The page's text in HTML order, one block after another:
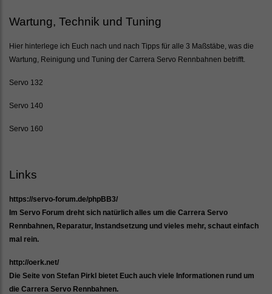
Wartung, Technik und Tuning
Hier hinterlege ich Euch nach und nach Tipps für alle 3 Maßstäbe, was die
Wartung, Reinigung und Tuning der Carrera Servo Rennbahnen betrifft.
Servo 132
Servo 140
Servo 160
Links
https://servo-forum.de/phpBB3/
Im Servo Forum dreht sich natürlich alles um die Carrera Servo
Rennbahnen, Reparatur, Instandsetzung und vieles mehr, schaut einfach
mal rein.
http://oerk.net/
Die Seite von Stefan Pirkl bietet Euch auch viele Informationen rund um
die Carrera Servo Rennbahnen.